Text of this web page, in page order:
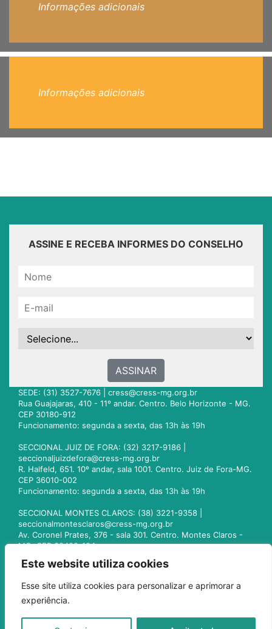
Este website utiliza cookies
Esse site utiliza cookies para personalizar e aprimorar a
experiência.
Informações adicionais
Informações adicionais
ASSINE E RECEBA INFORMES DO CONSELHO
ASSINAR
SEDE: (31) 3527-7676 | cress@cress-mg.org.br
Rua Guajajaras, 410 - 11º andar. Centro. Belo Horizonte - MG.
CEP 30180-912
Funcionamento: segunda a sexta, das 13h às 19h
SECCIONAL JUIZ DE FORA: (32) 3217-9186 |
seccionaljuizdefora@cress-mg.org.br
R. Halfeld, 651. 10º andar, sala 1001. Centro. Juiz de Fora-MG.
CEP 36010-002
Funcionamento: segunda a sexta, das 13h às 19h
SECCIONAL MONTES CLAROS: (38) 3221-9358 |
seccionalmontesclaros@cress-mg.org.br
Av. Coronel Prates, 376 - sala 301. Centro. Montes Claros -
MG. CEP 39400-104
seccionaluberlandia@cress-mg.org.br
Av. Afonso Pena, 547 - sala 101. Uberlândia - MG. CEP